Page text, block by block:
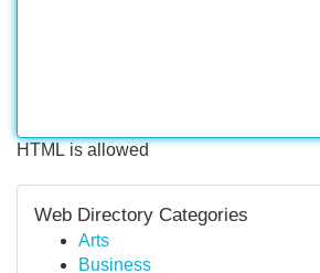
HTML is allowed
Web Directory Categories
Arts
Business